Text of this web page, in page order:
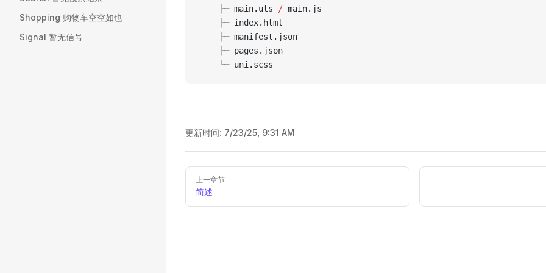
Shopping 购物车空空如也
Signal 暂无信号
	├─ main.uts
/ main.js
	├─ index.html
	├─ manifest.json
	├─ pages.json
	└─ uni.scss
更新时间: 7/23/25, 9:31 AM
Pager
上一章节
简述